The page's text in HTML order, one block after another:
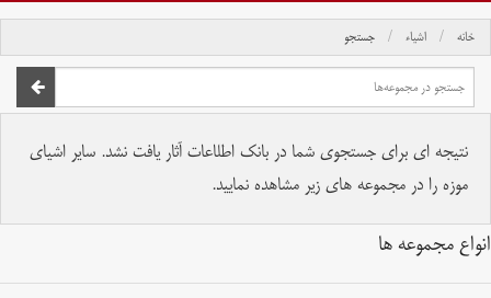
خانه اشیاء جستجو
نتیجه ای برای جستجوی شما در بانک اطلاعات آثار یافت نشد. سایر اشیای
موزه را در مجموعه های زیر مشاهده نمایید.
انواع مجموعه ها
تمام حقوق برای موسسه کتابخانه و موزه ملی ملک محفوظ است.